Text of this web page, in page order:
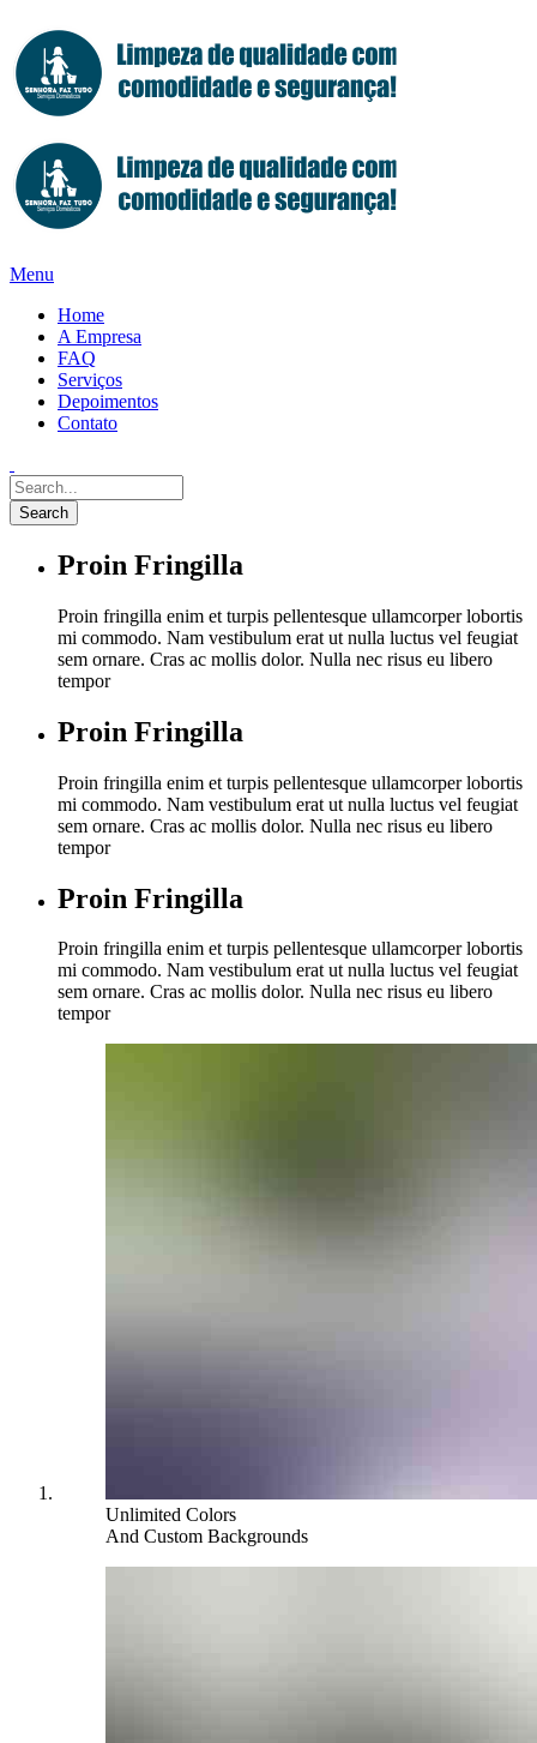
Menu
Home
A Empresa
FAQ
Serviços
Depoimentos
Contato
Proin Fringilla
Proin fringilla enim et turpis pellentesque ullamcorper lobortis
mi commodo. Nam vestibulum erat ut nulla luctus vel feugiat
sem ornare. Cras ac mollis dolor. Nulla nec risus eu libero
tempor
Proin Fringilla
Proin fringilla enim et turpis pellentesque ullamcorper lobortis
mi commodo. Nam vestibulum erat ut nulla luctus vel feugiat
sem ornare. Cras ac mollis dolor. Nulla nec risus eu libero
tempor
Proin Fringilla
Proin fringilla enim et turpis pellentesque ullamcorper lobortis
mi commodo. Nam vestibulum erat ut nulla luctus vel feugiat
sem ornare. Cras ac mollis dolor. Nulla nec risus eu libero
tempor
Unlimited Colors
And Custom Backgrounds